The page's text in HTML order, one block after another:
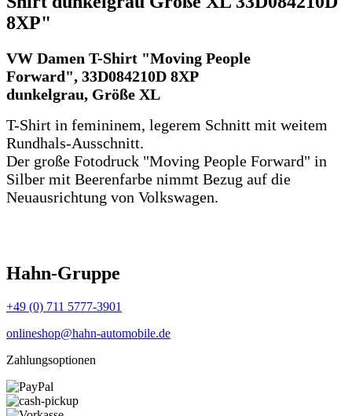
8XP"
VW Damen T-Shirt "Moving People
Forward", 33D084210D 8XP
dunkelgrau, Größe XL
T-Shirt in femininem, legerem Schnitt mit weitem
Rundhals-Ausschnitt.
Der große Fotodruck "Moving People Forward" in
Silber mit Beerenfarbe nimmt Bezug auf die
Neuausrichtung von Volkswagen.
Hahn-Gruppe
+49 (0) 711 5777-3901
onlineshop@hahn-automobile.de
Zahlungsoptionen